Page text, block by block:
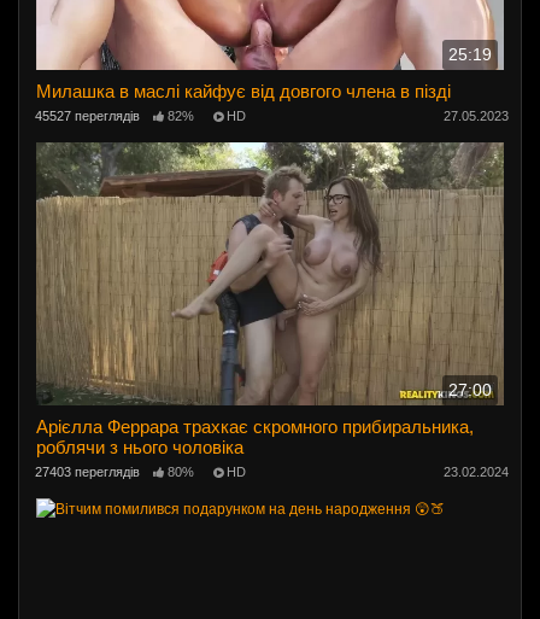
25:19
Милашка в маслі кайфує від довгого члена в пізді
45527 переглядів 82% HD 27.05.2023
27:00
Арієлла Феррара трахкає скромного прибиральника,
роблячи з нього чоловіка
27403 переглядів 80% HD 23.02.2024